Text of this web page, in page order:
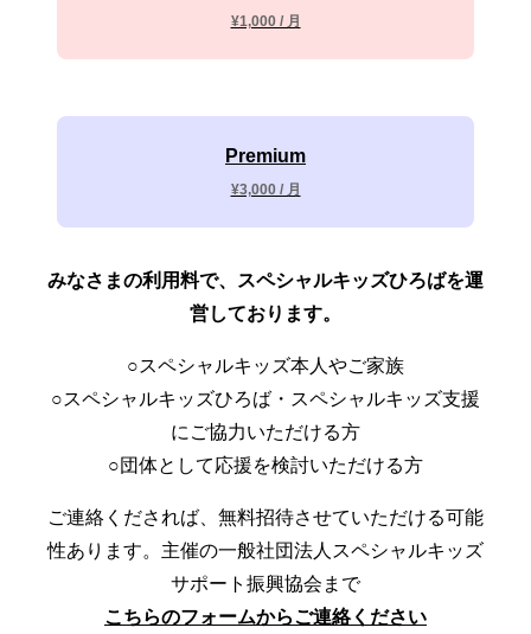
¥1,000 / 月
Premium
¥3,000 / 月
みなさまの利用料で、スペシャルキッズひろばを運
営しております。
○スペシャルキッズ本人やご家族
○スペシャルキッズひろば・スペシャルキッズ支援
にご協力いただける方
○団体として応援を検討いただける方
ご連絡くだされば、無料招待させていただける可能
性あります。主催の一般社団法人スペシャルキッズ
サポート振興協会まで
こちらのフォームからご連絡ください